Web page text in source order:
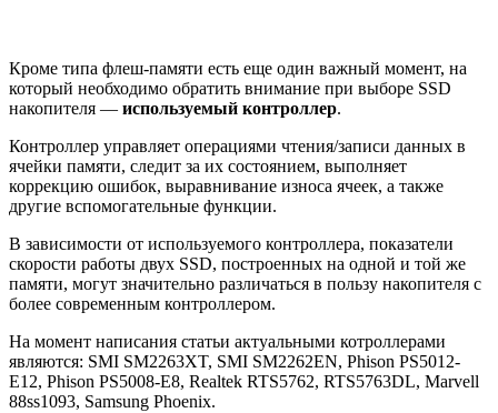
Кроме типа флеш-памяти есть еще один важный момент, на
который необходимо обратить внимание при выборе SSD
накопителя — используемый контроллер.
Контроллер управляет операциями чтения/записи данных в
ячейки памяти, следит за их состоянием, выполняет
коррекцию ошибок, выравнивание износа ячеек, а также
другие вспомогательные функции.
В зависимости от используемого контроллера, показатели
скорости работы двух SSD, построенных на одной и той же
памяти, могут значительно различаться в пользу накопителя с
более современным контроллером.
На момент написания статьи актуальными котроллерами
являются: SMI SM2263XT, SMI SM2262EN, Phison PS5012-
E12, Phison PS5008-E8, Realtek RTS5762, RTS5763DL, Marvell
88ss1093, Samsung Phoenix.